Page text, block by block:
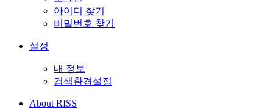
아이디 찾기
비밀번호 찾기
설정
내 정보
검색환경설정
About RISS